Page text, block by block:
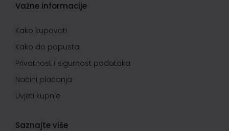
Važne informacije
Kako kupovati
Kako do popusta
Privatnost i sigurnost podataka
Načini plaćanja
Uvjeti kupnje
Saznajte više